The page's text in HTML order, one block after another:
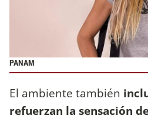
PANAM
El ambiente también
refuerzan la sensación